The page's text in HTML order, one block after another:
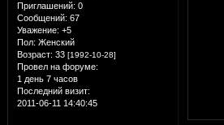
Приглашений: 0
Сообщений: 67
Уважение: +5
Пол: Женский
Возраст: 33 [1992-10-28]
Провел на форуме:
1 день 7 часов
Последний визит:
2011-06-11 14:40:45